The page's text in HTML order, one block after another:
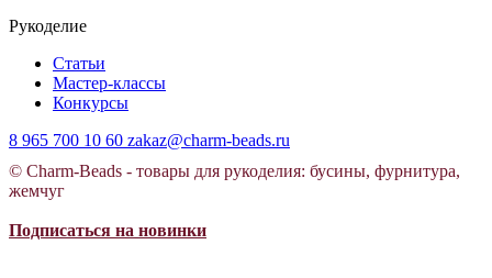
Рукоделие
Статьи
Мастер-классы
Конкурсы
8 965 700 10 60 zakaz@charm-beads.ru
© Charm-Beads - товары для рукоделия: бусины, фурнитура,
жемчуг
Подписаться на новинки